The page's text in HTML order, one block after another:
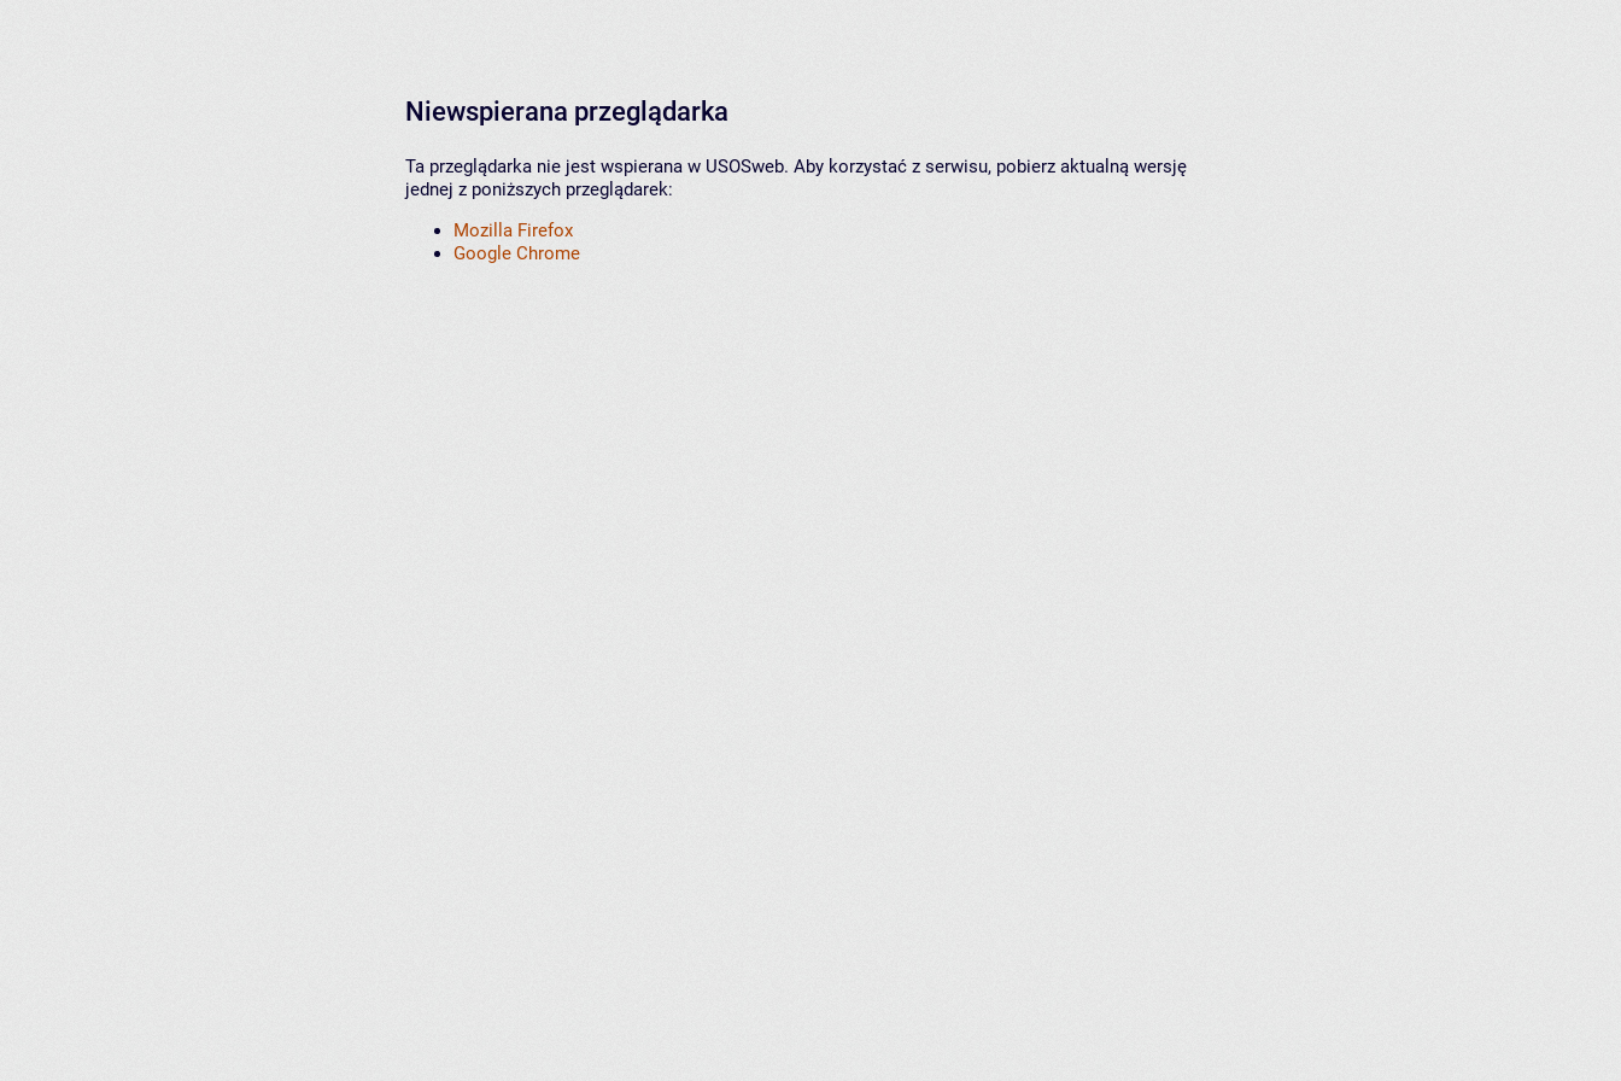
Niewspierana przeglądarka
Ta przeglądarka nie jest wspierana w USOSweb. Aby korzystać z serwisu, pobierz aktualną wersję
jednej z poniższych przeglądarek:
Mozilla Firefox
Google Chrome